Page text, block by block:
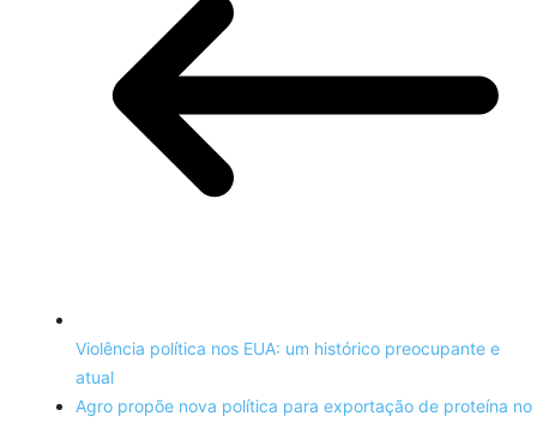
Violência política nos EUA: um histórico preocupante e
atual
Agro propõe nova política para exportação de proteína no